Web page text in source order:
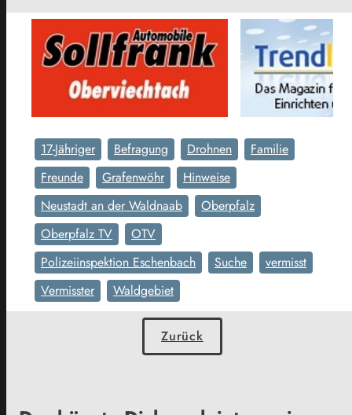
17-Jähriger Befragung Drohnen
Familie
Freunde
Grafenwöhr
Hinweise
Neustadt an der Waldnaab
Oberpfalz
Oberpfalz TV
OTV
Polizeiinspektion Eschenbach
Suche
vermisst
Vermisster
Waldgebiet
Zurück